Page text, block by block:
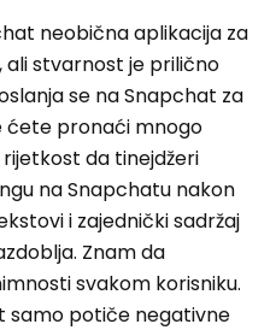
neobična aplikacija za
ali stvarnost je prilično
se na Snapchat za
ćete pronaći mnogo
da tinejdžeri
na Snapchatu nakon
i zajednički sadržaj
Znam da
svakom korisniku.
samo potiče negativne